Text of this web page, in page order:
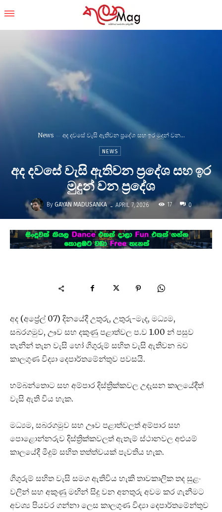
News අද දවසේ වැසි ඇතිවන ප්‍රදේශ සහ ඉර මුදුන් වන...
NEWS
අද දවසේ වැසි ඇතිවන ප්‍රදේශ සහ ඉර
මුදුන් වන ප්‍රදේශ
By GAYAN MADUSANKA - APRIL 7, 2026 17 0
අද (අප්‍රේල් 07) දිනයේදී උතුරු, උතුරු-මැද, මධ්‍යම,
සබරගමුව, ඌව සහ දකුණු පළාත්වල ප.ව 1.00 න් පසුව
තැනින් තැන වැසි හෝ ගිගුරුම් සහිත වැසි ඇතිවන බව
කාලගුණ විද්‍යා දෙපාර්තමේන්තුව පවසයි.
හම්බන්තොට සහ අම්පාර දිස්ත්‍රික්කවල උදැසන කාලයේදීත්
වැසි ඇති විය හැක.
මධ්‍යම, සබරගමුව සහ ඌව පළාත්වලත් අම්පාර සහ
පොළොන්නරුව දිස්ත්‍රික්කවලත් ඇතැම් ස්ථානවල අළුයම්
කාලයේදී මීදුම් සහිත තත්ත්වයක් පැවතිය හැක.
ගිගුරුම් සහිත වැසි සමග ඇතිවිය හැකි තාවකාලික තද සුළං
වලින් සහ අකුණු මඟින් සිදු වන අනතුරු අවම කර ගැනීමට
අවශ්‍ය පියවර ගන්නා ලෙස කාලගුණ විද්‍යා දෙපාර්තමේන්තුව